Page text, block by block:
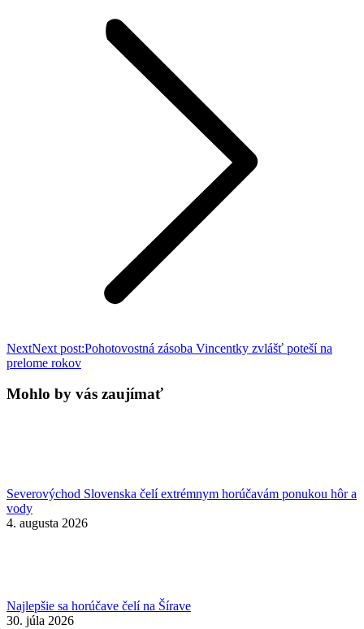
NextNext post:Pohotovostná zásoba Vincentky zvlášť poteší na
prelome rokov
Mohlo by vás zaujímať
Severovýchod Slovenska čelí extrémnym horúčavám ponukou hôr a
vody
4. augusta 2026
Najlepšie sa horúčave čelí na Šírave
30. júla 2026